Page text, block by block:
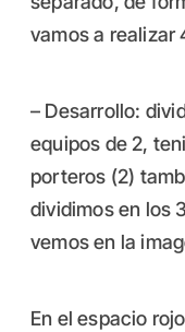
vamos a realizar
– Desarrollo:
equipos de 2,
porteros (2)
dividimos en los
vemos en la
En el espacio